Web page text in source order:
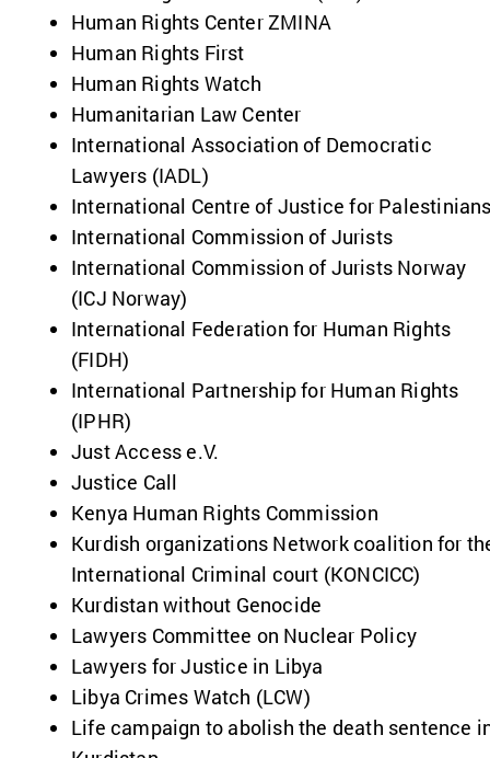
Human Rights Center ZMINA
Human Rights First
Human Rights Watch
Humanitarian Law Center
International Association of Democratic
Lawyers (IADL)
International Centre of Justice for
International Commission of Jurists
International Commission of Jurists Norway
(ICJ Norway)
International Federation for Human Rights
(FIDH)
International Partnership for Human Rights
(IPHR)
Just Access e.V.
Justice Call
Kenya Human Rights Commission
Kurdish organizations Network coalition for
International Criminal court (KONCICC)
Kurdistan without Genocide
Lawyers Committee on Nuclear Policy
Lawyers for Justice in Libya
Libya Crimes Watch (LCW)
Life campaign to abolish the death sentence